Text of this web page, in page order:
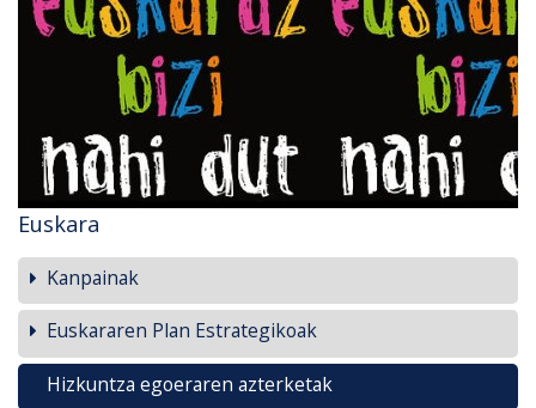
Euskara
Kanpainak
Euskararen Plan Estrategikoak
Hizkuntza egoeraren azterketak